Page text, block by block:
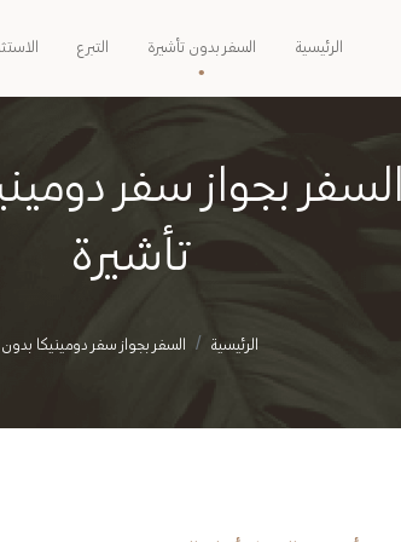
الرئيسية السفر بدون تأشيرة التبرع
بجواز سفر
تأشيرة
الرئيسية السفر بجواز سفر دومينيكا بدون